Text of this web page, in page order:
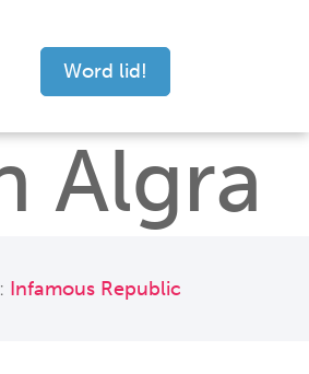
Word lid!
Algra
Infamous Republic